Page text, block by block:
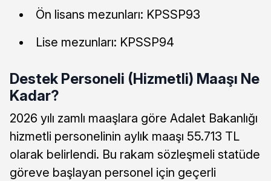
Ön lisans mezunları: KPSSP93
Lise mezunları: KPSSP94
Destek Personeli (Hizmetli) Maaşı Ne
Kadar?
2026 yılı zamlı maaşlara göre Adalet Bakanlığı
hizmetli personelinin aylık maaşı 55.713 TL
olarak belirlendi. Bu rakam sözleşmeli statüde
göreve başlayan personel için geçerli